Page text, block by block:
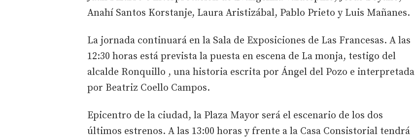
Anahí Santos Korstanje, Laura Aristizábal, Pablo Prieto y Luis Mañanes.
La jornada continuará en la Sala de Exposiciones de Las Francesas. A las
12:30 horas está prevista la puesta en escena de La monja, testigo del
alcalde Ronquillo , una historia escrita por Ángel del Pozo e interpretada
por Beatriz Coello Campos.
Epicentro de la ciudad, la Plaza Mayor será el escenario de los dos
últimos estrenos. A las 13:00 horas y frente a la Casa Consistorial tendrá